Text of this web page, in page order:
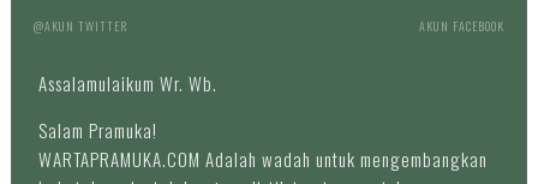
@AKUN TWITTER AKUN FACEBOOK
Assalamulaikum Wr. Wb.
Salam Pramuka!
WARTAPRAMUKA.COM Adalah wadah untuk mengembangkan